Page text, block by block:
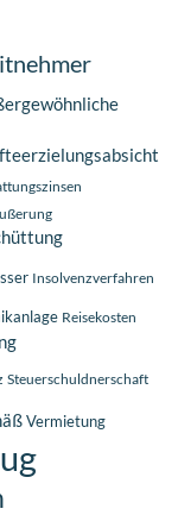
Insolvenzverfahren
Reisekosten
Steuerschuldnerschaft
Vermietung